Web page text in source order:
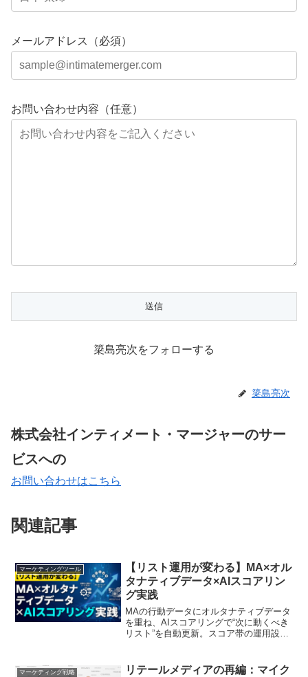
メールアドレス（必須）
お問い合わせ内容（任意）
簗島亮次をフォローする
簗島亮次
株式会社インティメート・マージャーのサー
ビスへの
お問い合わせはこちら
関連記事
マーケティングツール
【リスト運用が変わる】MA×オル
タナティブデータ×AIスコアリン
グ実践
MAの行動データにオルタナティブデータ
を重ね、AIスコアリングで“次に動くべき
リスト”を自動更新。スコア帯の運用設
マーケティング戦略
リテールメディアの再編：マイク